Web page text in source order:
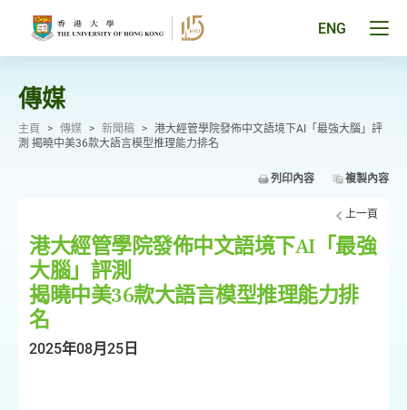
ENG
傳媒
主頁 > 傳媒 > 新聞稿 > 港大經管學院發佈中文語境下AI「最強大腦」評
測 揭曉中美36款大語言模型推理能力排名
列印內容 複製內容
上一頁
港大經管學院發佈中文語境下AI「最強
大腦」評測
揭曉中美36款大語言模型推理能力排
名
2025年08月25日